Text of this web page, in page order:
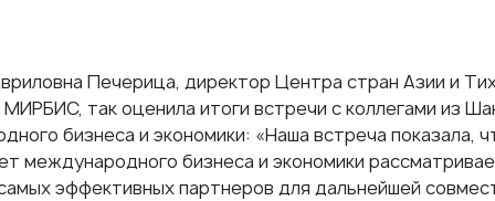
Печерица, директор Центра стран Азии и
так оценила итоги встречи с коллегами из
бизнеса и экономики: «Наша встреча показала,
международного бизнеса и экономики
эффективных партнеров для дальнейшей